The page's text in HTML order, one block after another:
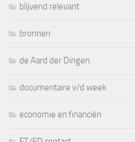
blijvend relevant
bronnen
de Aard der Dingen
documentaire v/d week
economie en financiën